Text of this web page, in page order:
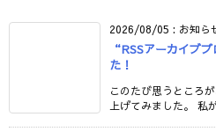
2026/08/05 : お知ら
“RSSアーカイブ
た！
このたび思うところ
上げてみました。 私